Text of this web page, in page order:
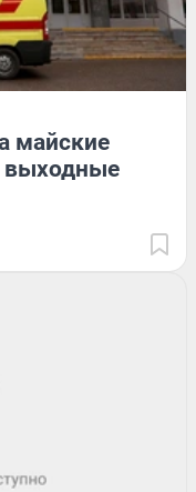
майские
выходные